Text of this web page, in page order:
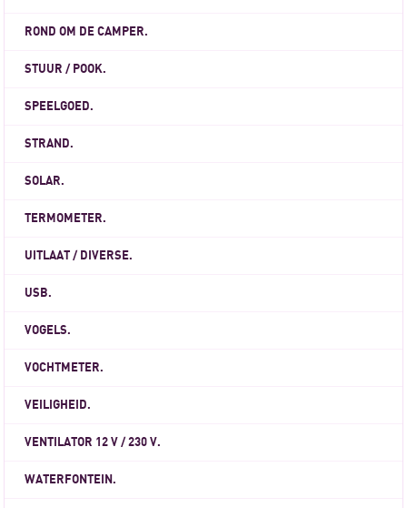
ROND OM DE CAMPER.
STUUR / POOK.
SPEELGOED.
STRAND.
SOLAR.
TERMOMETER.
UITLAAT / DIVERSE.
USB.
VOGELS.
VOCHTMETER.
VEILIGHEID.
VENTILATOR 12 V / 230 V.
WATERFONTEIN.